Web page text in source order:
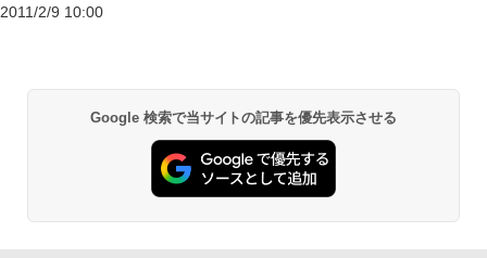
2011/2/9 10:00
Google 検索で当サイトの記事を優先表示させる